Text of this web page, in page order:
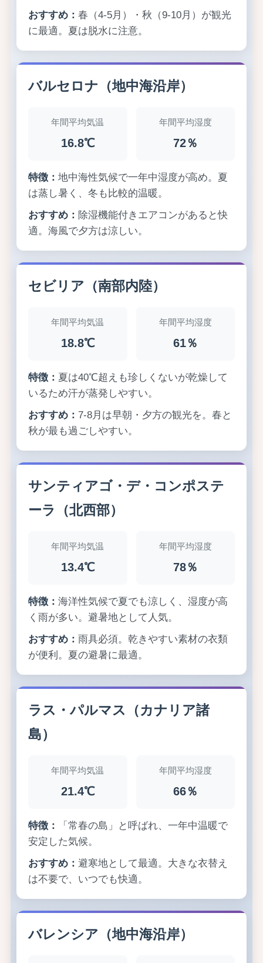
おすすめ： 春（4-5月）・秋（9-10月）が観光
に最適。夏は脱水に注意。
バルセロナ（地中海沿岸）
年間平均気温
16.8℃
年間平均湿度
72％
特徴： 地中海性気候で一年中湿度が高め。夏
は蒸し暑く、冬も比較的温暖。
おすすめ： 除湿機能付きエアコンがあると快
適。海風で夕方は涼しい。
セビリア（南部内陸）
年間平均気温
18.8℃
年間平均湿度
61％
特徴： 夏は40℃超えも珍しくないが乾燥して
いるため汗が蒸発しやすい。
おすすめ： 7-8月は早朝・夕方の観光を。春と
秋が最も過ごしやすい。
サンティアゴ・デ・コンポステ
ーラ（北西部）
年間平均気温
13.4℃
年間平均湿度
78％
特徴： 海洋性気候で夏でも涼しく、湿度が高
く雨が多い。避暑地として人気。
おすすめ： 雨具必須。乾きやすい素材の衣類
が便利。夏の避暑に最適。
ラス・パルマス（カナリア諸
島）
年間平均気温
21.4℃
年間平均湿度
66％
特徴：
「常春の島」と呼ばれ、一年中温暖で
安定した気候。
おすすめ： 避寒地として最適。大きな衣替え
は不要で、いつでも快適。
バレンシア（地中海沿岸）